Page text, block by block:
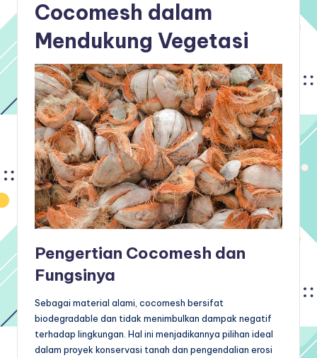
Cocomesh dalam
Mendukung Vegetasi
Pengertian Cocomesh dan
Fungsinya
Sebagai material alami, cocomesh bersifat
biodegradable dan tidak menimbulkan dampak negatif
terhadap lingkungan. Hal ini menjadikannya pilihan ideal
dalam proyek konservasi tanah dan pengendalian erosi